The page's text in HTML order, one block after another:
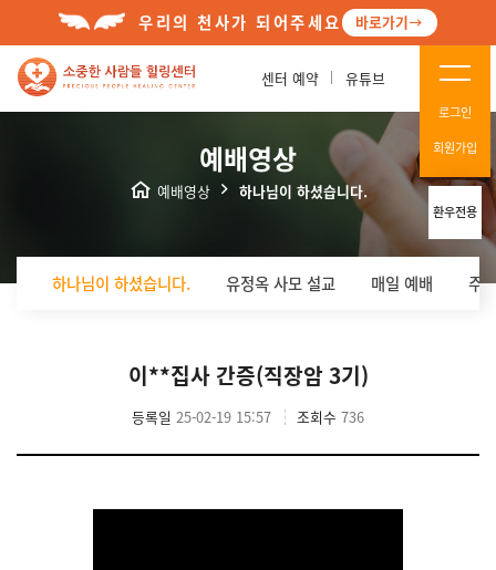
우리의 천사가 되어주세요 바로가기
센터 예약 유튜브
로그인
회원가입
환우전용
예배영상
예배영상 하나님이 하셨습니다.
하나님이 하셨습니다. 유정옥 사모 설교 매일 예배 주
이**집사 간증(직장암 3기)
등록일 25-02-19 15:57 조회수 736